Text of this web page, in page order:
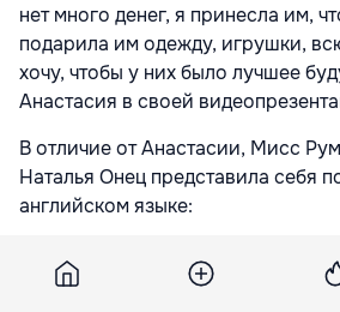
нет много денег, я принесла им,
подарила им одежду, игрушки,
хочу, чтобы у них было лучшее
Анастасия в своей
В отличие от Анастасии, Мисс
Наталья Онец представила себя
английском языке: